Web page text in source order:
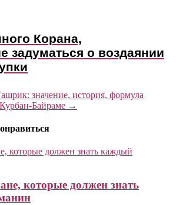
Корана,
задуматься о воздаянии
значение, история, формула
Байраме →
которые должен знать